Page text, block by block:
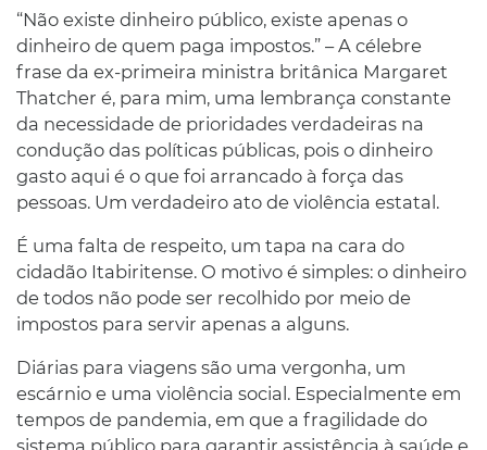
“Não existe dinheiro público, existe apenas o
dinheiro de quem paga impostos.” – A célebre
frase da ex-primeira ministra britânica Margaret
Thatcher é, para mim, uma lembrança constante
da necessidade de prioridades verdadeiras na
condução das políticas públicas, pois o dinheiro
gasto aqui é o que foi arrancado à força das
pessoas. Um verdadeiro ato de violência estatal.
É uma falta de respeito, um tapa na cara do
cidadão Itabiritense. O motivo é simples: o dinheiro
de todos não pode ser recolhido por meio de
impostos para servir apenas a alguns.
Diárias para viagens são uma vergonha, um
escárnio e uma violência social. Especialmente em
tempos de pandemia, em que a fragilidade do
sistema público para garantir assistência à saúde e